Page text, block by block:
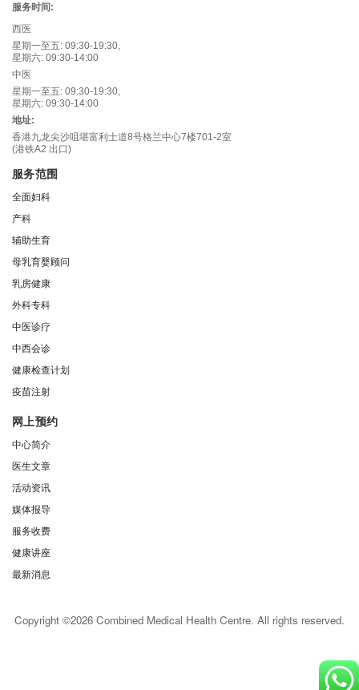
服务时间:
西医
星期一至五: 09:30-19:30,
星期六: 09:30-14:00
中医
星期一至五: 09:30-19:30,
星期六: 09:30-14:00
地址:
香港九龙尖沙咀堪富利士道8号格兰中心7楼701-2室
(港铁A2 出口)
服务范围
全面妇科
产科
辅助生育
母乳育婴顾问
乳房健康
外科专科
中医诊疗
中西会诊
健康检查计划
疫苗注射
网上预约
中心简介
医生文章
活动资讯
媒体报导
服务收费
健康讲座
最新消息
Copyright ©2026 Combined Medical Health Centre. All rights reserved.